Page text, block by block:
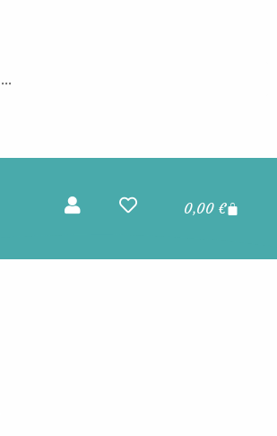
0,00 €Panier